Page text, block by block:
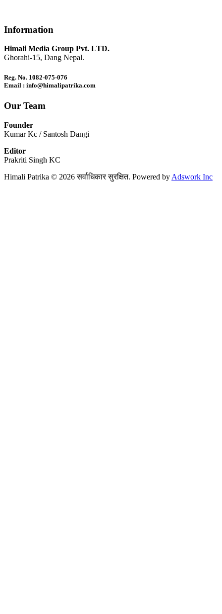
Information
Himali Media Group Pvt. LTD.
Ghorahi-15, Dang Nepal.
Reg. No. 1082-075-076
Email : info@himalipatrika.com
Our Team
Founder
Kumar Kc / Santosh Dangi
Editor
Prakriti Singh KC
Himali Patrika © 2026 सर्वाधिकार सुरक्षित. Powered by Adswork Inc